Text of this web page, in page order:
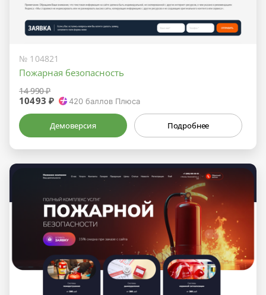
№ 104821
Пожарная безопасность
14 990 ₽
10493 ₽ 420 баллов Плюса
Демоверсия Подробнее